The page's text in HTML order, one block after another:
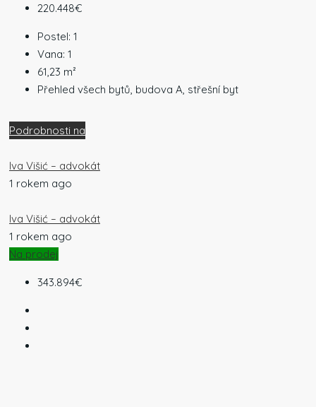
220.448€
Postel: 1
Vana: 1
61,23 m²
Přehled všech bytů, budova A, střešní byt
Podrobnosti na
Iva Višić – advokát
1 rokem ago
Iva Višić – advokát
1 rokem ago
Na prodej
343.894€